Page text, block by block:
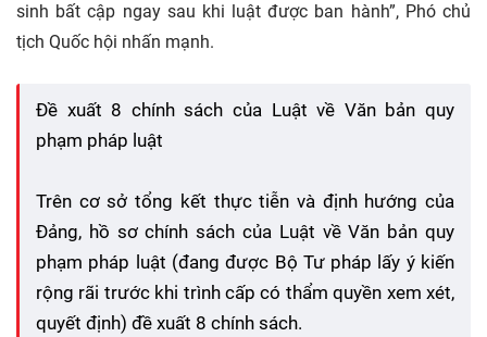
sinh bất cập ngay sau khi luật được ban hành”, Phó chủ
tịch Quốc hội nhấn mạnh.
Đề xuất 8 chính sách của Luật về Văn bản quy
phạm pháp luật
Trên cơ sở tổng kết thực tiễn và định hướng của
Đảng, hồ sơ chính sách của Luật về Văn bản quy
phạm pháp luật (đang được Bộ Tư pháp lấy ý kiến
rộng rãi trước khi trình cấp có thẩm quyền xem xét,
quyết định) đề xuất 8 chính sách.